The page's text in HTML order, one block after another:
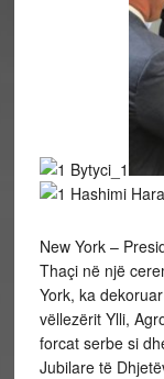
New York –
Thaçi në një
York, ka
vëllezërit Ylli,
forcat serbe si
Jubilare të